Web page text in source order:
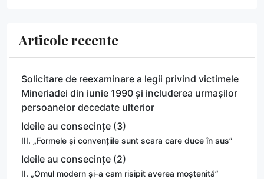
Articole recente
Solicitare de reexaminare a legii privind victimele
Mineriadei din iunie 1990 și includerea urmașilor
persoanelor decedate ulterior
Ideile au consecințe (3)
III. „Formele și convențiile sunt scara care duce în sus”
Ideile au consecințe (2)
II. „Omul modern și-a cam risipit averea moștenită”